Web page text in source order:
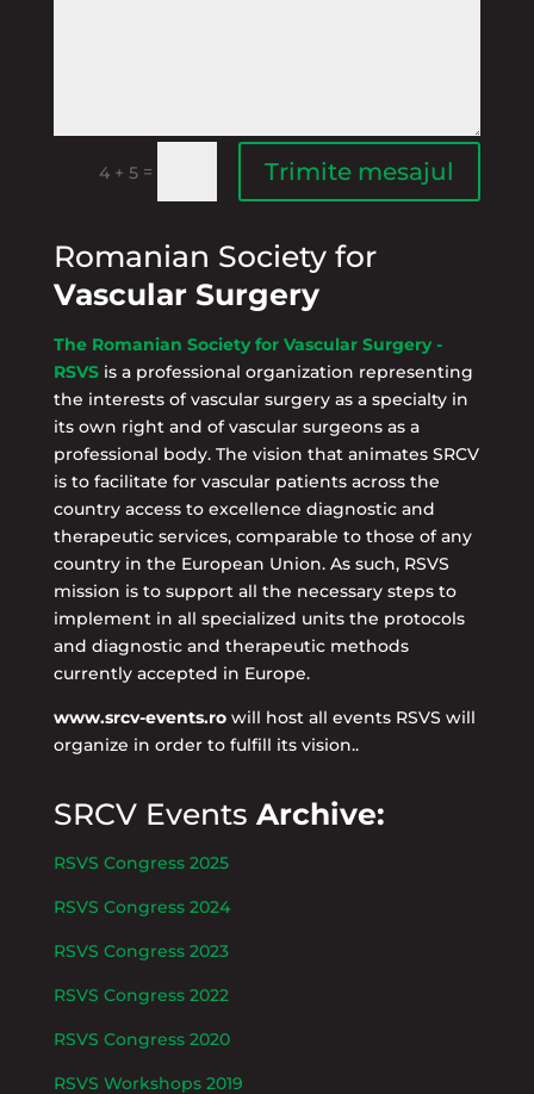
4 + 5 = Trimite mesajul
Romanian Society for
Vascular Surgery
The Romanian Society for Vascular Surgery -
RSVS is a professional organization representing
the interests of vascular surgery as a specialty in
its own right and of vascular surgeons as a
professional body. The vision that animates SRCV
is to facilitate for vascular patients across the
country access to excellence diagnostic and
therapeutic services, comparable to those of any
country in the European Union. As such, RSVS
mission is to support all the necessary steps to
implement in all specialized units the protocols
and diagnostic and therapeutic methods
currently accepted in Europe.
www.srcv-events.rowill host all events RSVS will
organize in order to fulfill its vision..
SRCV Events Archive:
RSVS Congress 2025
RSVS Congress 2024
RSVS Congress 2023
RSVS Congress 2022
RSVS Congress 2020
RSVS Workshops 2019